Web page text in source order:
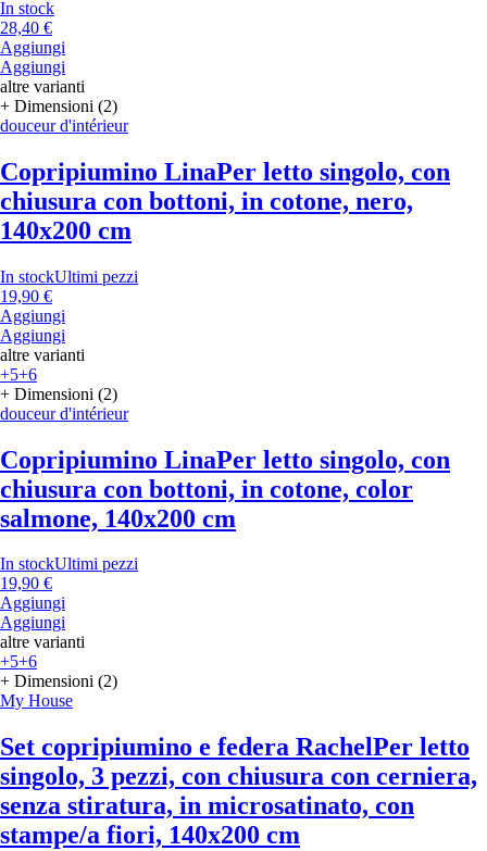
In stock
28,40 €
Aggiungi
Aggiungi
altre varianti
+ Dimensioni (2)
douceur d'intérieur
Copripiumino LinaPer letto singolo, con
chiusura con bottoni, in cotone, nero,
140x200 cm
In stockUltimi pezzi
19,90 €
Aggiungi
Aggiungi
altre varianti
+5+6
+ Dimensioni (2)
douceur d'intérieur
Copripiumino LinaPer letto singolo, con
chiusura con bottoni, in cotone, color
salmone, 140x200 cm
In stockUltimi pezzi
19,90 €
Aggiungi
Aggiungi
altre varianti
+5+6
+ Dimensioni (2)
My House
Set copripiumino e federa RachelPer letto
singolo, 3 pezzi, con chiusura con cerniera,
senza stiratura, in microsatinato, con
stampe/a fiori, 140x200 cm